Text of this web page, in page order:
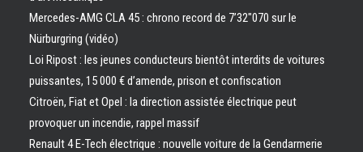
Mercedes-AMG CLA 45 : chrono record de 7’32″070 sur le
Nürburgring (vidéo)
Loi Ripost : les jeunes conducteurs bientôt interdits de voitures
puissantes, 15 000 € d’amende, prison et confiscation
Citroën, Fiat et Opel : la direction assistée électrique peut
provoquer un incendie, rappel massif
Renault 4 E-Tech électrique : nouvelle voiture de la Gendarmerie